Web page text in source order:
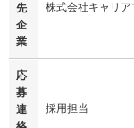
先
企
業
株式会社キャリ
応
募
連
採用担当